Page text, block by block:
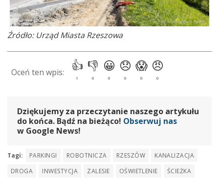
Źródło: Urząd Miasta Rzeszowa
Dziękujemy za przeczytanie naszego artykułu
do końca. Bądź na bieżąco! Obserwuj nas
w Google News!
Tagi: PARKINGI ROBOTNICZA RZESZÓW
KANALIZACJA
DROGA
INWESTYCJA ZALESIE OŚWIETLENIE ŚCIEŻKA